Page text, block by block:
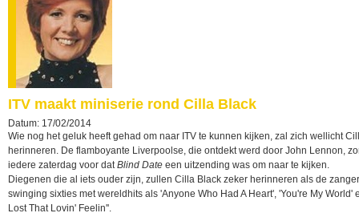
ITV maakt miniserie rond Cilla Black
Datum: 17/02/2014
Wie nog het geluk heeft gehad om naar ITV te kunnen kijken, zal zich wellicht
herinneren. De flamboyante Liverpoolse, die ontdekt werd door John Lennon,
iedere zaterdag voor datBlind Date een uitzending was om naar te kijken.
Diegenen die al iets ouder zijn, zullen Cilla Black zeker herinneren als de
swinging sixties met wereldhits als 'Anyone Who Had A Heart', 'You're My World'
Lost That Lovin' Feelin''.